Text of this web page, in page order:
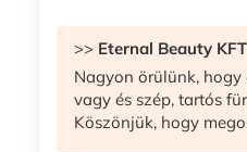
>> Eternal Beauty KFT
Nagyon örülünk, hogy
vagy és szép, tartós
Köszönjük, hogy